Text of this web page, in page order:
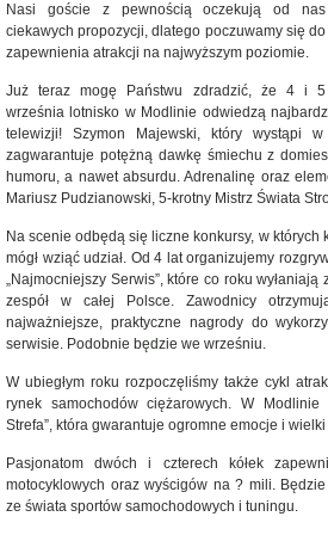
Nasi goście z pewnością oczekują od nas
ciekawych propozycji, dlatego poczuwamy się do
zapewnienia atrakcji na najwyższym poziomie.
Już teraz mogę Państwu zdradzić, że 4 i 5
września lotnisko w Modlinie odwiedzą
telewizji! Szymon Majewski, który wystąpi
zagwarantuje potężną dawkę śmiechu z
humoru, a nawet absurdu. Adrenalinę oraz
Mariusz Pudzianowski, 5-krotny Mistrz Świata
Na scenie odbędą się liczne konkursy, w których
mógł wziąć udział. Od 4 lat organizujemy
„Najmocniejszy Serwis”, które co roku
zespół w całej Polsce. Zawodnicy
najważniejsze, praktyczne nagrody do
serwisie. Podobnie będzie we wrześniu.
W ubiegłym roku rozpoczęliśmy także cykl
rynek samochodów ciężarowych. W Modlinie
Strefa”, która gwarantuje ogromne emocje i wielki
Pasjonatom dwóch i czterech kółek
motocyklowych oraz wyścigów na ? mili.
ze świata sportów samochodowych i tuningu.